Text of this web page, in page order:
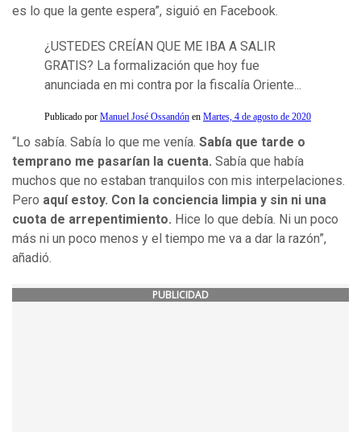
es lo que la gente espera”, siguió en Facebook.
¿USTEDES CREÍAN QUE ME IBA A SALIR
GRATIS? La formalización que hoy fue
anunciada en mi contra por la fiscalía Oriente...
Publicado por Manuel José Ossandón en Martes, 4 de agosto de 2020
“Lo sabía. Sabía lo que me venía. Sabía que tarde o
temprano me pasarían la cuenta. Sabía que había
muchos que no estaban tranquilos con mis interpelaciones.
Pero aquí estoy. Con la conciencia limpia y sin ni una
cuota de arrepentimiento. Hice lo que debía. Ni un poco
más ni un poco menos y el tiempo me va a dar la razón”,
añadió.
PUBLICIDAD